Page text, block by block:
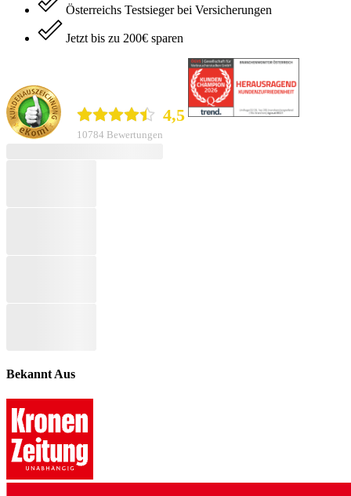
Österreichs Testsieger bei Versicherungen
Jetzt bis zu 200€ sparen
4,5
10784 Bewertungen
Bekannt Aus